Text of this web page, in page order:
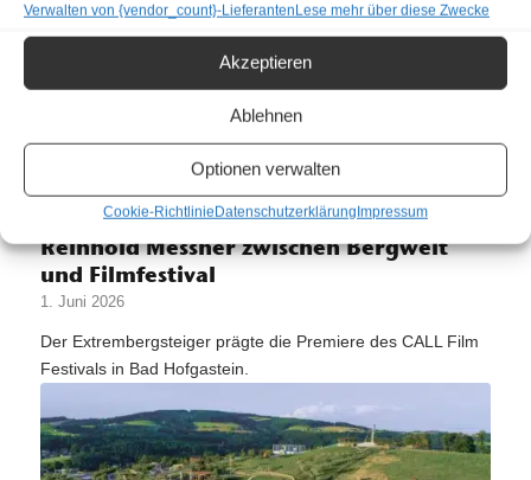
Verwalten von {vendor_count}-LieferantenLese mehr über diese Zwecke
Akzeptieren
Ablehnen
Optionen verwalten
Cookie-RichtlinieDatenschutzerklärungImpressum
Reinhold Messner zwischen Bergwelt
und Filmfestival
1. Juni 2026
Der Extrembergsteiger prägte die Premiere des CALL Film
Festivals in Bad Hofgastein.